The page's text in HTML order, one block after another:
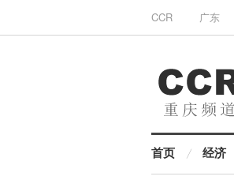
CCR 广东
首页 经济